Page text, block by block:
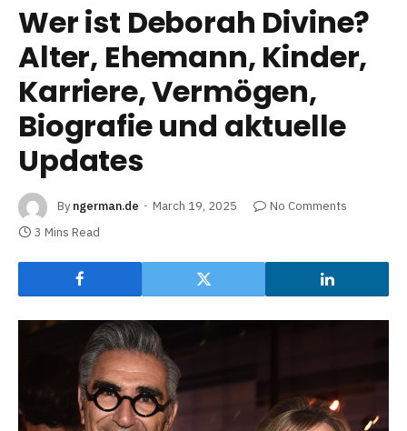
Wer ist Deborah Divine?
Alter, Ehemann, Kinder,
Karriere, Vermögen,
Biografie und aktuelle
Updates
By ngerman.de March 19, 2025
No Comments
3 Mins Read